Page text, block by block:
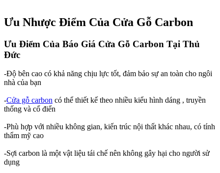
Ưu Nhược Điểm Của Cửa Gỗ Carbon
Ưu Điểm Của Báo Giá Cửa Gỗ Carbon Tại Thủ
Đức
-Độ bên cao có khả năng chịu lực tốt, đảm bảo sự an toàn cho ngôi
nhà của bạn
-Cửa gỗ carbon có thể thiết kế theo nhiều kiểu hình dáng , truyền
thống và cổ điển
-Phù hợp với nhiều không gian, kiến trúc nội thất khác nhau, có tính
thẩm mỹ cao
-Sợi carbon là một vật liệu tái chế nên không gây hại cho người sử
dụng